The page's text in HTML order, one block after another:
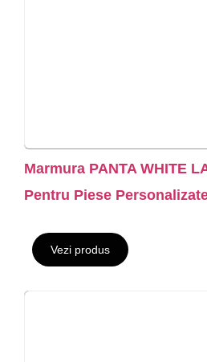
Marmura PANTA WHITE
Pentru Piese
Vezi produs